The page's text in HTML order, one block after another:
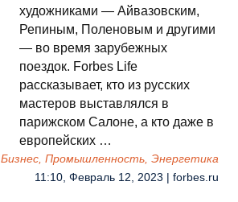
художниками — Айвазовским,
Репиным, Поленовым и другими
— во время зарубежных
поездок. Forbes Life
рассказывает, кто из русских
мастеров выставлялся в
парижском Салоне, а кто даже в
европейских …
Бизнес, Промышленность, Энергетика
11:10, Февраль 12, 2023 | forbes.ru